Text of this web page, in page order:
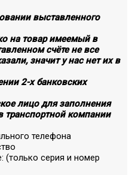
выставленного
на товар имеемый в
счёте не все
значит у нас нет их в
2-х банковских
лицо для заполнения
транспортной компании
телефона
(только серия и номер